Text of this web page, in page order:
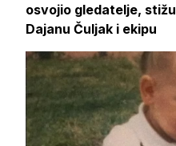
osvojio gledatelje,
Dajanu Čuljak i ekipu